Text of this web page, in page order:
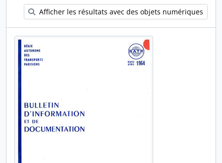
Afficher les résultats avec des objets numériques